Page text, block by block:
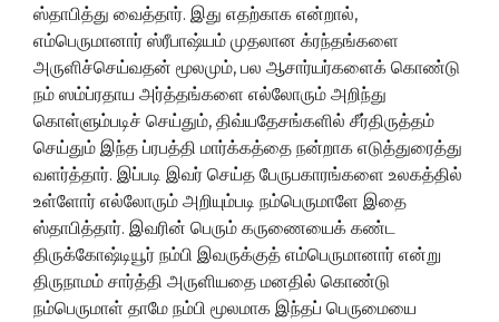
ஸ்தாபித்து வைத்தார். இது எதற்காக என்றால்,
எம்பெருமானார் ஸ்ரீபாஷ்யம் முதலான க்ரந்தங்களை
அருளிச்செய்வதன் மூலமும், பல ஆசார்யர்களைக் கொண்டு
நம் ஸம்ப்ரதாய அர்த்தங்களை எல்லோரும் அறிந்து
கொள்ளும்படிச் செய்தும், திவ்யதேசங்களில் சீர்திருத்தம்
செய்தும் இந்த ப்ரபத்தி மார்க்கத்தை நன்றாக எடுத்துரைத்து
வளர்த்தார். இப்படி இவர் செய்த பேருபகாரங்களை உலகத்தில்
உள்ளோர் எல்லோரும் அறியும்படி நம்பெருமாளே இதை
ஸ்தாபித்தார். இவரின் பெரும் கருணையைக் கண்ட
திருக்கோஷ்டியூர் நம்பி இவருக்குத் எம்பெருமானார் என்று
திருநாமம் சார்த்தி அருளியதை மனதில் கொண்டு
நம்பெருமாள் தாமே நம்பி மூலமாக இந்தப் பெருமையை